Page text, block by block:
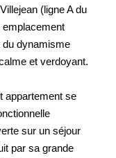
(ligne A du
emplacement
du dynamisme
et verdoyant.
appartement se
sur un séjour
par sa grande